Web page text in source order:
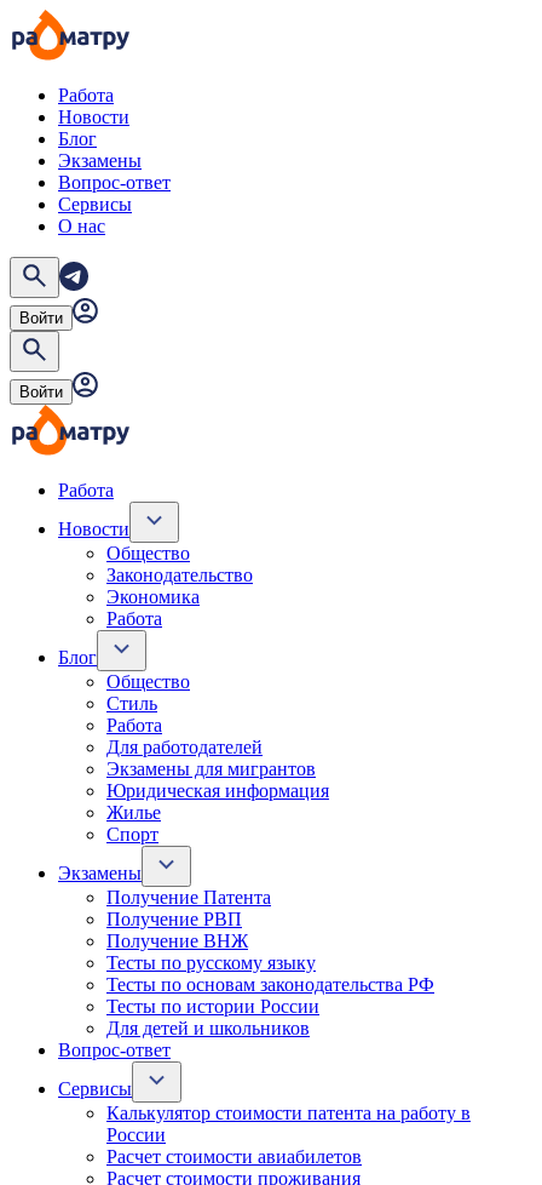
Работа
Новости
Блог
Экзамены
Вопрос-ответ
Сервисы
О нас
Войти
Войти
Работа
Новости
Общество
Законодательство
Экономика
Работа
Блог
Общество
Стиль
Работа
Для работодателей
Экзамены для мигрантов
Юридическая информация
Жилье
Спорт
Экзамены
Получение Патента
Получение РВП
Получение ВНЖ
Тесты по русскому языку
Тесты по основам законодательства РФ
Тесты по истории России
Для детей и школьников
Вопрос-ответ
Сервисы
Калькулятор стоимости патента на работу в
России
Расчет стоимости авиабилетов
Расчет стоимости проживания